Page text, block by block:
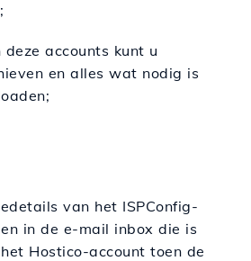
accounts kunt u
en alles wat nodig is
van het ISPConfig-
in de e-mail inbox die is
Hostico-account toen de